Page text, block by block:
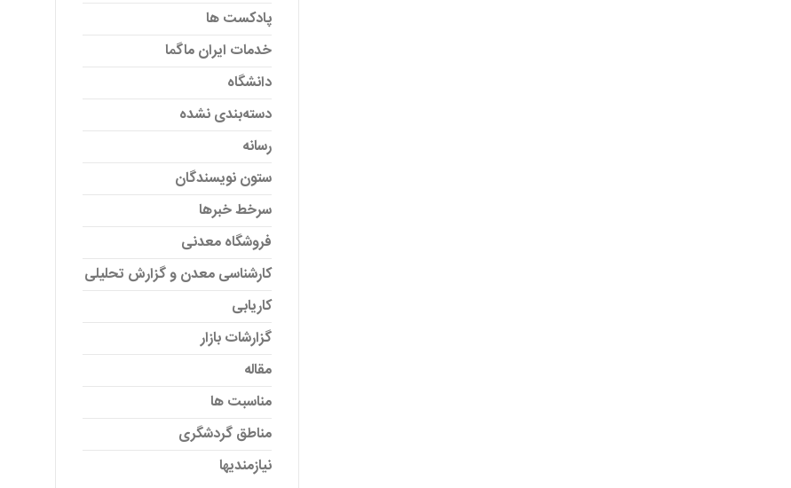
پادکست ها
خدمات ایران ماگما
دانشگاه
دسته‌بندی نشده
رسانه
ستون نویسندگان
سرخط خبرها
فروشگاه معدنی
کارشناسی معدن و گزارش تحلیلی
کاریابی
گزارشات بازار
مقاله
مناسبت ها
مناطق گردشگری
نیازمندیها